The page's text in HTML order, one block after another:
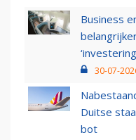
Business
30-07-
Duitse
bot